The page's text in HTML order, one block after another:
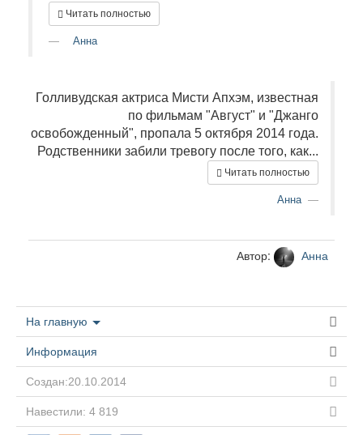
Читать полностью
Анна
Голливудская актриса Мисти Апхэм, известная
по фильмам "Август" и "Джанго
освобожденный", пропала 5 октября 2014 года.
Родственники забили тревогу после того, как...
Читать полностью
Анна
Автор: Анна
На главную
Информация
Создан:20.10.2014
Навестили: 4 819